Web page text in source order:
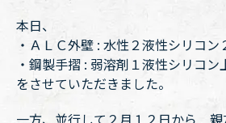
本日、
・ＡＬＣ外壁 : 水性２液性シリコン
・鋼製手摺 : 弱溶剤１液性シリコン
をさせていただきました。
一方、並行して２月１２日から 親